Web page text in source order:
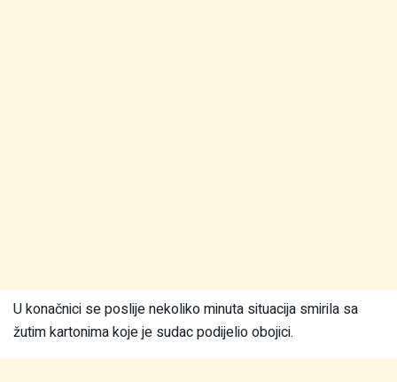
U konačnici se poslije nekoliko minuta situacija smirila sa
žutim kartonima koje je sudac podijelio obojici.